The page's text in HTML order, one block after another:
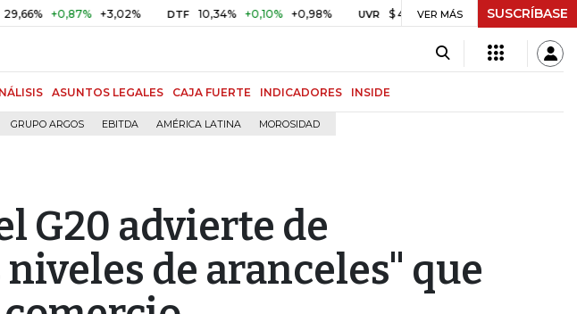
+0,87% +3,02% DTF 10,34% +0,10% +0,98% UVR $ 416,91 +$ 0,05 +0,01% BITCOIN
VER MÁS SUSCRÍBASE
ASUNTOS LEGALES CAJA FUERTE INDICADORES INSIDE
GRUPO ARGOS EBITDA AMÉRICA LATINA MOROSIDAD
G20 advierte de
de aranceles" que